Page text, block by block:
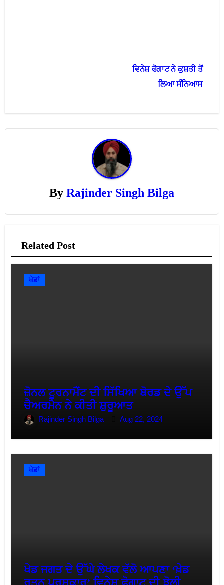
ਵਿਨੇਸ਼ ਫੋਗਾਟ ਨੇ ਕੁਸ਼ਤੀ ਤੋਂ
ਲਿਆ ਸੰਨਿਆਸ
By Rajinder Singh Bilga
Related Post
ਖੇਡਾਂ
ਜ਼ੋਨਲ ਟੂਰਨਾਮੈਂਟ ਦੀ ਸਿੱਖਿਆ ਬੋਰਡ ਦੇ ਉੱਪ
ਚੈਅਰਮੈਨ ਨੇ ਕੀਤੀ ਸ਼ੁਰੂਆਤ
Rajinder Singh Bilga Aug 22, 2024
ਖੇਡਾਂ
ਖੇਡ ਜਗਤ ਦੇ ਉੱਘੇ ਲੇਖਕ ਵੱਲੋ ਆਪਣਾ ‘ਖ਼ੇਡ